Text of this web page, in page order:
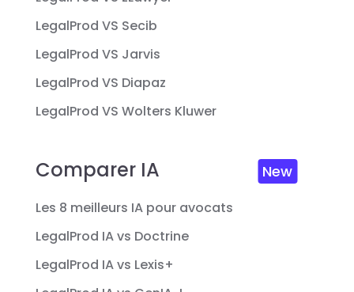
LegalProd VS Secib
LegalProd VS Jarvis
LegalProd VS Diapaz
LegalProd VS Wolters Kluwer
Comparer IA New
Les 8 meilleurs IA pour avocats
LegalProd IA vs Doctrine
LegalProd IA vs Lexis+